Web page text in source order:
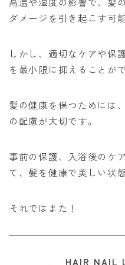
ダメージを引き起こす可
しかし、適切なケアや保
を最小限に抑えることが
髪の健康を保つためには
の配慮が大切です。
事前の保護、入浴後のケ
て、髪を健康で美しい状
それではまた！
HAIR NAIL